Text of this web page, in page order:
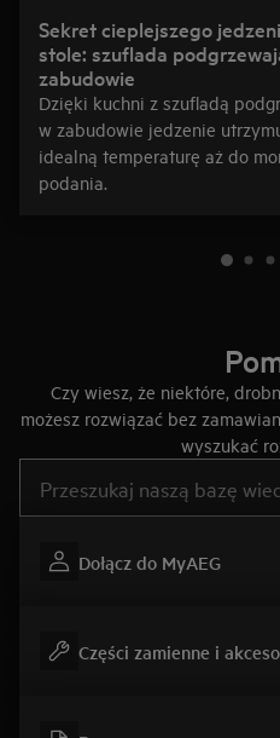
Sekret cieplejszego
stole: szuflada
zabudowie
Dzięki kuchni z szufladą
w zabudowie jedzenie
idealną temperaturę aż do
podania.
Czy wiesz, że niektóre,
możesz rozwiązać bez
wyszukać
Dołącz do MyAEG
Części zamienne i